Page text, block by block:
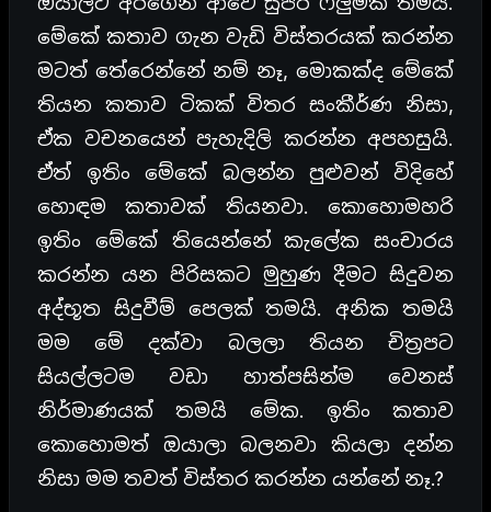
මේකේ කතාව ගැන වැඩි විස්තරයක් කරන්න
මටත් තේරෙන්නේ නම් නෑ, මොකක්ද මේකේ
තියන කතාව ටිකක් විතර සංකීර්ණ නිසා,
ඒක වචනයෙන් පැහැදිලි කරන්න අපහසුයි.
ඒත් ඉතිං මේකේ බලන්න පුළුවන් විදිහේ
හොඳම කතාවක් තියනවා. කොහොමහරි
ඉතිං මේකේ තියෙන්නේ කැලේක සංචාරය
කරන්න යන පිරිසකට මුහුණ දීමට සිදුවන
අද්භූත සිදුවීම් පෙලක් තමයි. අනික තමයි
මම මේ දක්වා බලලා තියන චිත්‍රපට
සියල්ලටම වඩා හාත්පසින්ම වෙනස්
නිර්මාණයක් තමයි මේක. ඉතිං කතාව
කොහොමත් ඔයාලා බලනවා කියලා දන්න
නිසා මම තවත් විස්තර කරන්න යන්නේ නෑ.?